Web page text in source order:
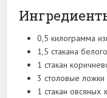
0,5 килограмма
1,5 стакана
1 стакан
3 столовые
1 стакан овсяных